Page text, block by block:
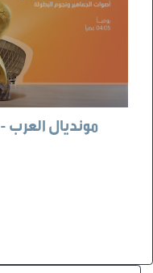
مونديال العرب -12/1/2025 5:00:03 PM